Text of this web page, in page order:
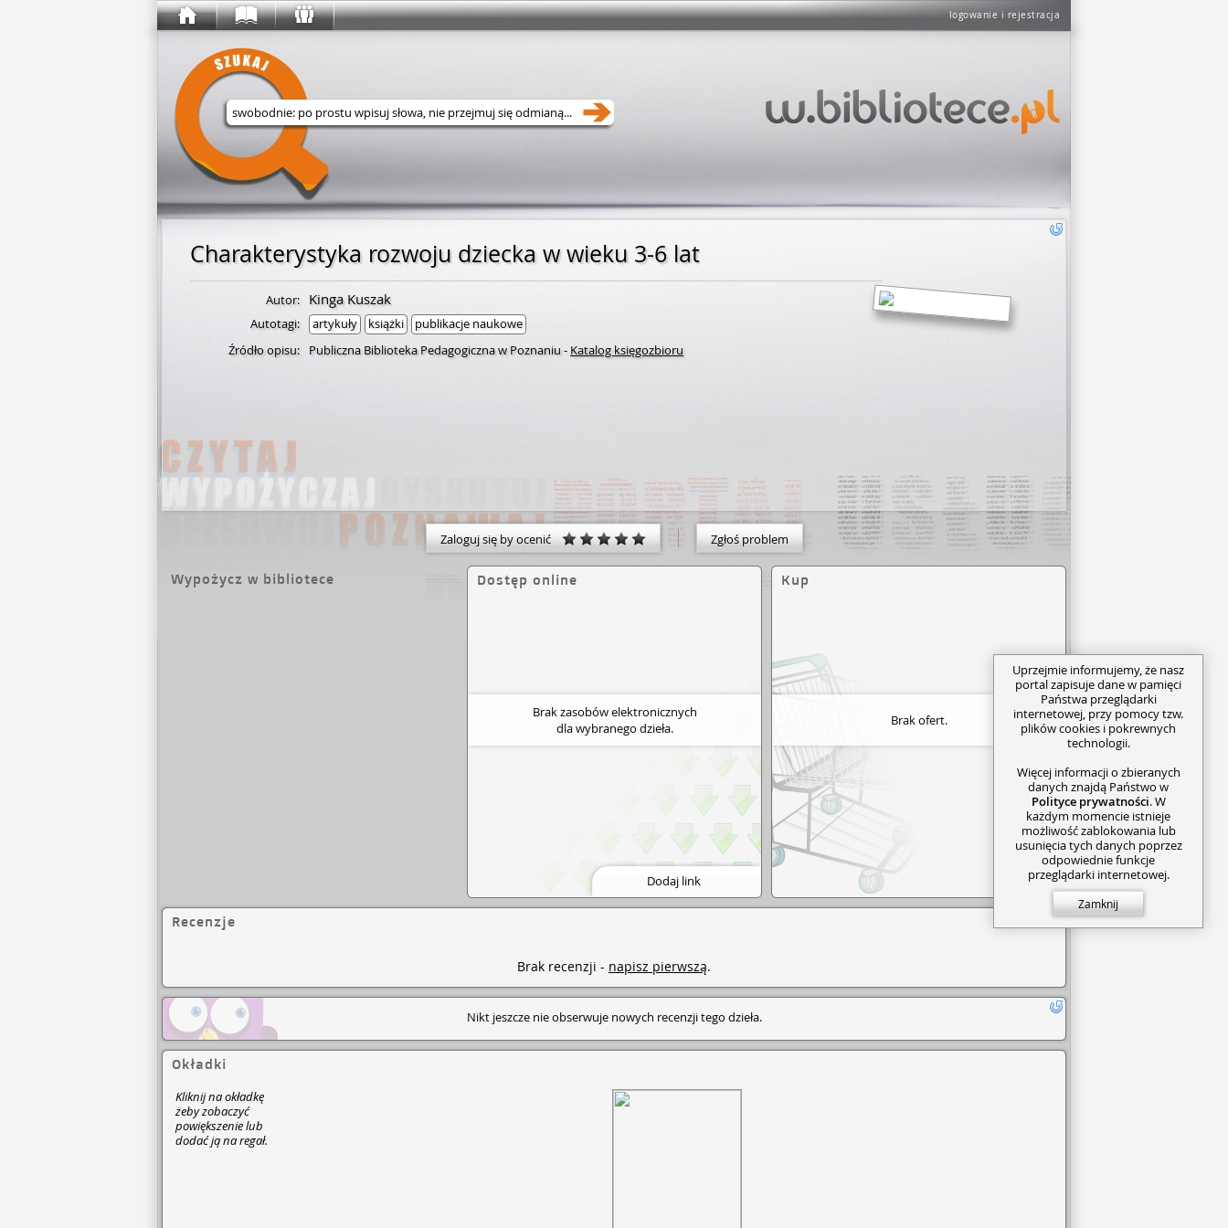
logowanie i rejestracja
Wyszukaj w serwisie
Charakterystyka rozwoju dziecka w wieku 3-6 lat
Autor: Kinga Kuszak
Autotagi: artykuły książki
publikacje naukowe
Źródło opisu:
Publiczna Biblioteka Pedagogiczna w Poznaniu- Katalog księgozbioru
Zaloguj się by ocenić Zgłoś problem
Wypożycz w bibliotece Dostęp online
Brak zasobów elektronicznych
dla wybranego dzieła.
Dodaj link
Kup
Brak ofert.
Recenzje
Brak recenzji - napisz pierwszą.
Nikt jeszcze nie obserwuje nowych recenzji tego dzieła.
Okładki
Kliknij na okładkę
żeby zobaczyć
powiększenie lub
dodać ją na regał.
Uprzejmie informujemy, że nasz
portal zapisuje dane w pamięci
Państwa przeglądarki
internetowej, przy pomocy tzw.
plików cookies i pokrewnych
technologii.
Więcej informacji o zbieranych
danych znajdą Państwo w
Polityce prywatności. W
każdym momencie istnieje
możliwość zablokowania lub
usunięcia tych danych poprzez
odpowiednie funkcje
przeglądarki internetowej.
Zamknij